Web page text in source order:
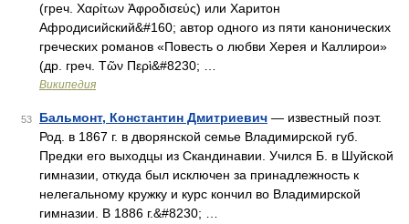
(греч. Χαρίτων Ἀφροδισεύς) или Харитон
Афродисийский&#160; автор одного из пяти канонических
греческих романов «Повесть о любви Херея и Каллирои»
(др. греч. Τῶν Περὶ&#8230; …
Википедия
53 Бальмонт, Константин Дмитриевич — известный поэт.
Род. в 1867 г. в дворянской семье Владимирской губ.
Предки его выходцы из Скандинавии. Учился Б. в Шуйской
гимназии, откуда был исключен за принадлежность к
нелегальному кружку и курс кончил во Владимирской
гимназии. В 1886 г.&#8230; …